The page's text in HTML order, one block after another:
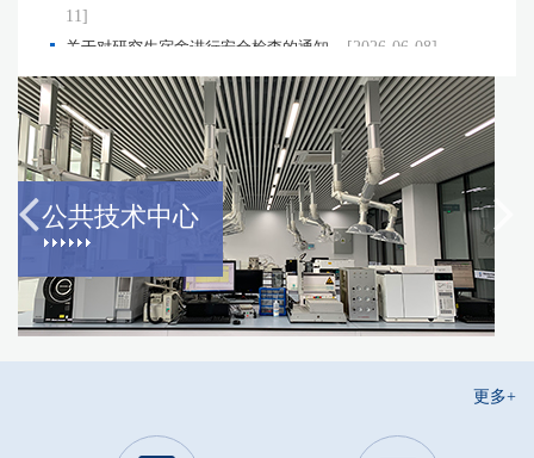
11]
关于对研究生宿舍进行安全检查的通知
[2026-06-08]
关于2026年硕博连读研究生资格审查工作的通知
[2026-06-
05]
关于2026年夏季毕业生办理离所手续的通知
[2026-06-04]
关于开展2026年基层就业学费补偿申报工作的通知
[2026-
关于组织学生党员赴中国人民抗日战争纪念馆开展主题党日活
动的通知
[2026-05-18]
理化分析测试中心
实验室CMA资质认定
更多+